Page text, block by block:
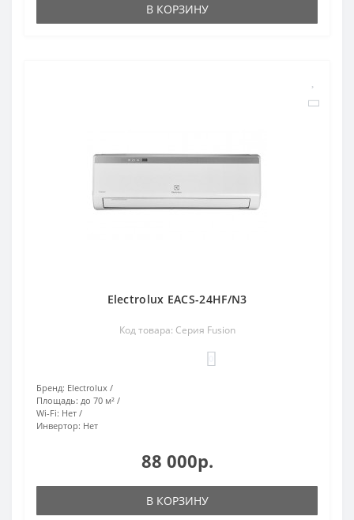
В КОРЗИНУ
Electrolux EACS-24HF/N3
Код товара: Серия Fusion
Бренд: Electrolux
Площадь: до 70 м²
Wi-Fi: Нет
Инвертор: Нет
88 000р.
В КОРЗИНУ